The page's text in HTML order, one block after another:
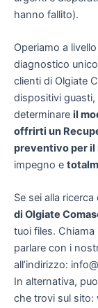
hanno fallito).
Operiamo a
diagnostico
clienti di Olgiate
dispositivi guasti,
determinare il
offrirti un
preventivo per il
impegno e
Se sei alla ricerca
di Olgiate
tuoi files. Chiama
parlare con i
all’indirizzo:
In alternativa,
che trovi sul sito: